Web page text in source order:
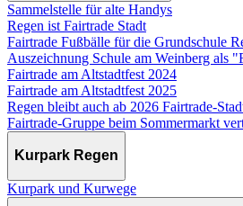
Sammelstelle für alte Handys
Regen ist Fairtrade Stadt
Fairtrade Fußbälle für die Grundschule
Auszeichnung Schule am Weinberg als
Fairtrade am Altstadtfest 2024
Fairtrade am Altstadtfest 2025
Regen bleibt auch ab 2026 Fairtrade-
Fairtrade-Gruppe beim Sommermarkt
Kurpark Regen
Kurpark und Kurwege